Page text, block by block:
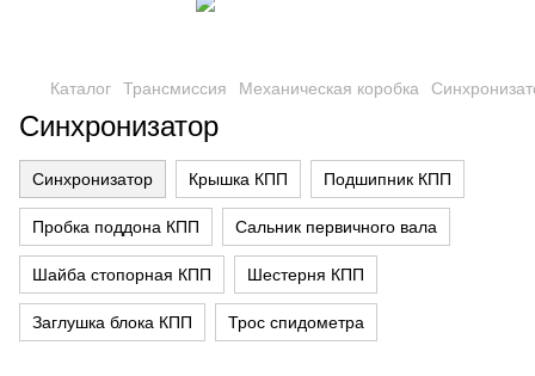
Каталог Трансмиссия Механическая коробка
Синхронизатор
Синхронизатор Крышка КПП Подшипник КПП
Пробка поддона КПП Сальник первичного вала
Шайба стопорная КПП Шестерня КПП
Заглушка блока КПП Трос спидометра